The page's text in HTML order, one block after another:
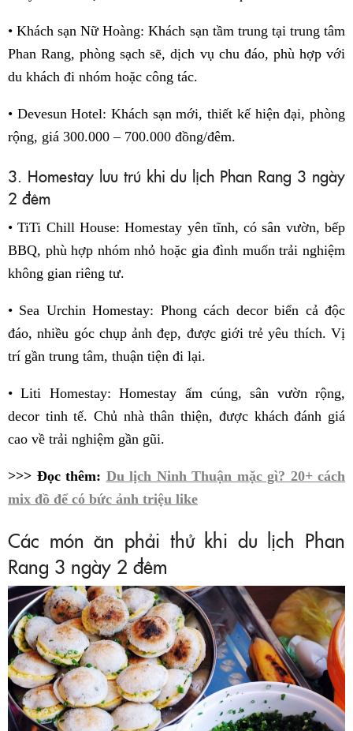
• Khách sạn Nữ Hoàng: Khách sạn tầm trung tại trung tâm
Phan Rang, phòng sạch sẽ, dịch vụ chu đáo, phù hợp với
du khách đi nhóm hoặc công tác.
• Devesun Hotel: Khách sạn mới, thiết kế hiện đại, phòng
rộng, giá 300.000 – 700.000 đồng/đêm.
3. Homestay lưu trú khi du lịch Phan Rang 3 ngày
2 đêm
• TiTi Chill House: Homestay yên tĩnh, có sân vườn, bếp
BBQ, phù hợp nhóm nhỏ hoặc gia đình muốn trải nghiệm
không gian riêng tư.
• Sea Urchin Homestay: Phong cách decor biển cả độc
đáo, nhiều góc chụp ảnh đẹp, được giới trẻ yêu thích. Vị
trí gần trung tâm, thuận tiện đi lại.
• Liti Homestay: Homestay ấm cúng, sân vườn rộng,
decor tinh tế. Chủ nhà thân thiện, được khách đánh giá
cao về trải nghiệm gần gũi.
>>> Đọc thêm: Du lịch Ninh Thuận mặc gì? 20+ cách
mix đồ để có bức ảnh triệu like
Các món ăn phải thử khi du lịch Phan
Rang 3 ngày 2 đêm